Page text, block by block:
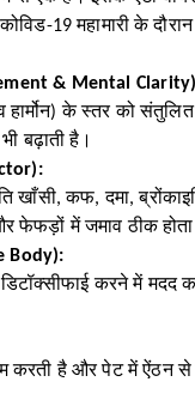
19 महामारी के
& Mental
हार्मोन) के स्तर को
बढ़ाती है।
खाँसी, कफ, दमा,
फेफड़ों में जमाव ठीक
Body):
करने में मदद
करती है और पेट में ऐंठन